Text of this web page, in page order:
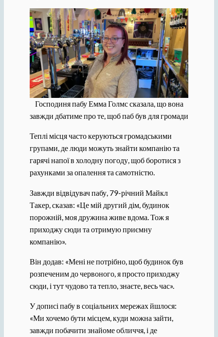
Господиня пабу Емма Голмс сказала, що вона
завжди дбатиме про те, щоб паб був для громади
Теплі місця часто керуються громадськими
групами, де люди можуть знайти компанію та
гарячі напої в холодну погоду, щоб боротися з
рахунками за опалення та самотністю.
Завжди відвідувач пабу, 79-річний Майкл
Такер, сказав: «Це мій другий дім, будинок
порожній, моя дружина живе вдома. Тож я
приходжу сюди та отримую приємну
компанію».
Він додав: «Мені не потрібно, щоб будинок був
розпеченим до червоного, я просто приходжу
сюди, і тут чудово та тепло, знаєте, весь час».
У дописі пабу в соціальних мережах йшлося:
«Ми хочемо бути місцем, куди можна зайти,
завжди побачити знайоме обличчя, і де